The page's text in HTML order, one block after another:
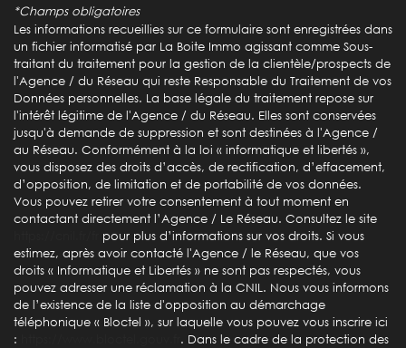
École primaire
Lycée
Bibliothèque
Gare ferroviaire
Bureau de poste
Mairie
Presse et Tabac
statistiques
Nombre d'habitants
47 068
*Champs obligatoires
Les informations recueillies sur ce formulaire sont enregistrées dans
un fichier informatisé par La Boite Immo agissant comme Sous-
traitant du traitement pour la gestion de la clientèle/prospects de
l'Agence / du Réseau qui reste Responsable du Traitement de vos
Données personnelles. La base légale du traitement repose sur
l'intérêt légitime de l'Agence / du Réseau. Elles sont conservées
jusqu'à demande de suppression et sont destinées à l'Agence /
au Réseau. Conformément à la loi « informatique et libertés »,
vous disposez des droits d’accès, de rectification, d’effacement,
d’opposition, de limitation et de portabilité de vos données.
Vous pouvez retirer votre consentement à tout moment en
contactant directement l’Agence / Le Réseau. Consultez le site
pour plus d’informations sur vos droits. Si vous
estimez, après avoir contacté l'Agence / le Réseau, que vos
droits « Informatique et Libertés » ne sont pas respectés, vous
pouvez adresser une réclamation à la CNIL. Nous vous informons
de l’existence de la liste d'opposition au démarchage
téléphonique « Bloctel », sur laquelle vous pouvez vous inscrire ici
:
. Dans le cadre de la protection des